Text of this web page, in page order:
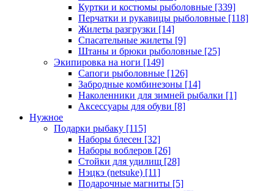
Куртки и костюмы рыболовные [339]
Перчатки и рукавицы рыболовные [118]
Жилеты разгрузки [14]
Спасательные жилеты [9]
Штаны и брюки рыболовные [25]
Экипировка на ноги [149]
Сапоги рыболовные [126]
Забродные комбинезоны [14]
Наколенники для зимней рыбалки [1]
Аксессуары для обуви [8]
Нужное
Подарки рыбаку [115]
Наборы блесен [32]
Наборы воблеров [26]
Стойки для удилищ [28]
Нэцкэ (netsuke) [11]
Подарочные магниты [5]